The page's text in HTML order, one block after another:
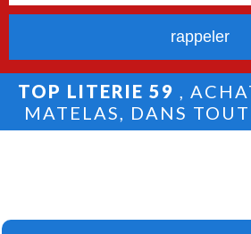
TOP LITERIE 59 ,
MATELAS, DANS